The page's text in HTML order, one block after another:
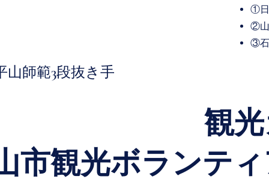
①
②
③
山師範3段抜き手
観
市観光ボランテ